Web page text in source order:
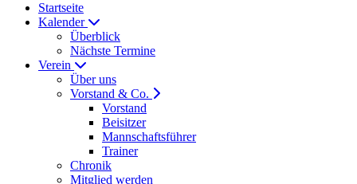
Startseite
Kalender
Überblick
Nächste Termine
Verein
Über uns
Vorstand & Co.
Vorstand
Beisitzer
Mannschaftsführer
Trainer
Chronik
Mitglied werden